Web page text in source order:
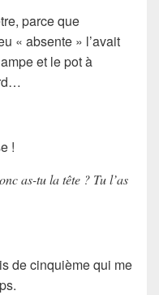
parce que
« absente » l’avait
et le pot à
!
as-tu la tête ? Tu l’as
de cinquième qui me